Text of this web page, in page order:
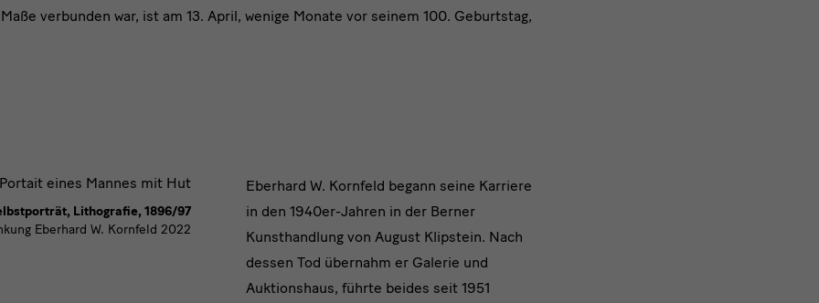
verbunden war, ist am 13. April, wenige Monate vor seinem 100. Geburtstag,
Eberhard
W.
Kornfeld
Eberhard W. Kornfeld begann seine Karriere
in den 1940er-Jahren in der Berner
Kunsthandlung von August Klipstein. Nach
dessen Tod übernahm er Galerie und
Auktionshaus, führte beides seit 1951
Lithografie, 1896/97
Eberhard W. Kornfeld 2022